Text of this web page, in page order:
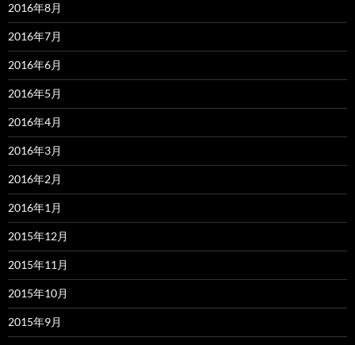
2016年8月
2016年7月
2016年6月
2016年5月
2016年4月
2016年3月
2016年2月
2016年1月
2015年12月
2015年11月
2015年10月
2015年9月